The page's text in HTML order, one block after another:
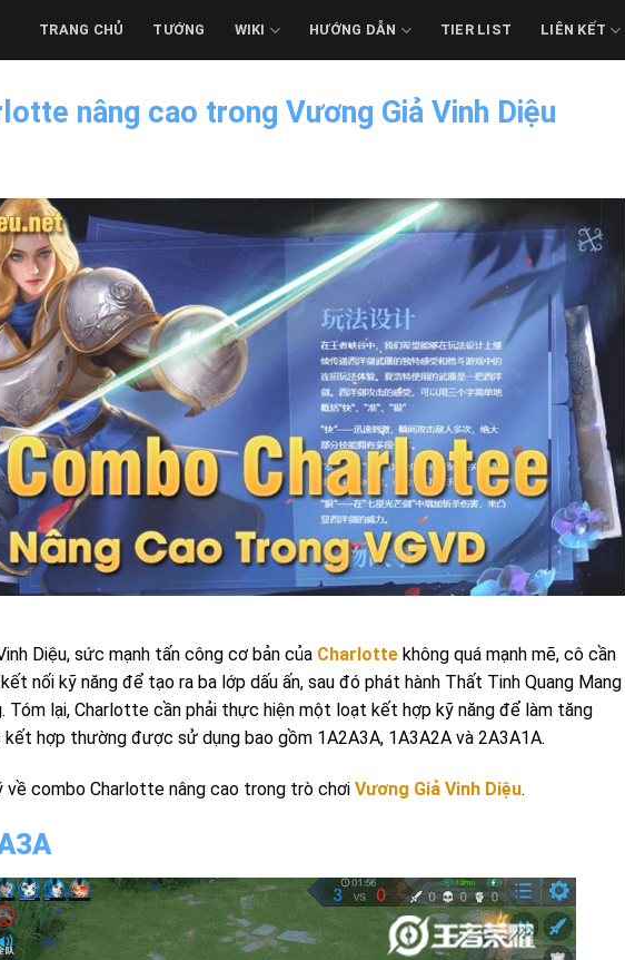
TRANG CHỦ TƯỚNG WIKI HƯỚNG DẪN TIER LIST LIÊN KẾT
nâng cao trong Vương Giả Vinh Diệu
Diệu, sức mạnh tấn công cơ bản của Charlotte không quá mạnh mẽ, cô cần
nối kỹ năng để tạo ra ba lớp dấu ấn, sau đó phát hành Thất Tinh Quang Mang
Tóm lại, Charlotte cần phải thực hiện một loạt kết hợp kỹ năng để làm tăng
hợp thường được sử dụng bao gồm 1A2A3A, 1A3A2A và 2A3A1A.
về combo Charlotte nâng cao trong trò chơi Vương Giả Vinh Diệu.